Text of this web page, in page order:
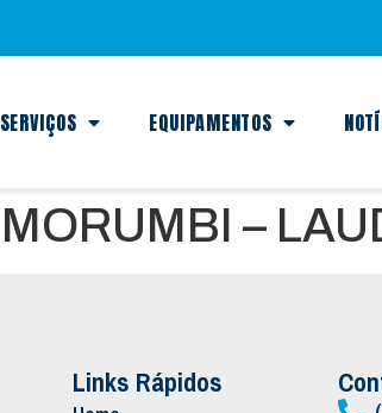
SERVIÇOS EQUIPAMENTOS
–
Links Rápidos